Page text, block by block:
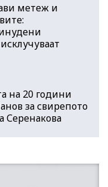
метеж и
на 20 години
за свирепото
Серенакова